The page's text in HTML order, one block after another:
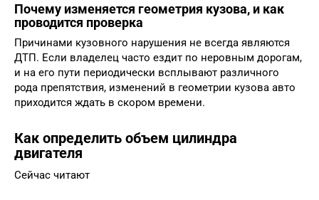
Почему изменяется геометрия кузова, и как
проводится проверка
Причинами кузовного нарушения не всегда являются
ДТП. Если владелец часто ездит по неровным дорогам,
и на его пути периодически всплывают различного
рода препятствия, изменений в геометрии кузова авто
приходится ждать в скором времени.
Как определить объем цилиндра
двигателя
Сейчас читают